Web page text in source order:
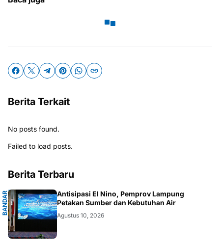
Berita Terkait
No posts found.
Failed to load posts.
Berita Terbaru
B
A
N
D
A
R
L
A
M
P
UN
Antisipasi El Nino, Pemprov Lampung
Petakan Sumber dan Kebutuhan Air
Agustus 10, 2026